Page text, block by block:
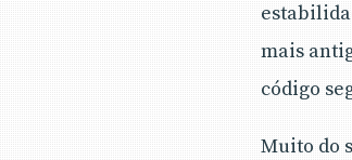
mais
código
Muito do